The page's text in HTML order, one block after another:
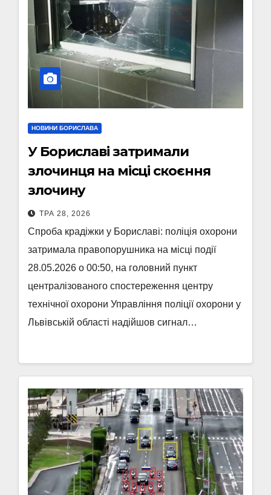
НОВИНИ БОРИСЛАВА
У Бориславі затримали
злочинця на місці скоєння
злочину
ТРА 28, 2026
Спроба крадіжки у Бориславі: поліція охорони
затримала правопорушника на місці події
28.05.2026 о 00:50, на головний пункт
централізованого спостереження центру
технічної охорони Управління поліції охорони у
Львівській області надійшов сигнал…